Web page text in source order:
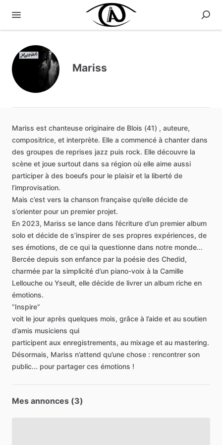
Mariss
Mariss est chanteuse originaire de Blois (41) , auteure,
compositrice, et interprète. Elle a commencé à chanter dans
des groupes de reprises jazz puis rock. Elle découvre la
scène et joue surtout dans sa région où elle aime aussi
participer à des boeufs pour le plaisir et la liberté de
l’improvisation.
Mais c’est vers la chanson française qu’elle décide de
s’orienter pour un premier projet.
En 2023, Mariss se lance dans l’écriture d’un premier album
solo et décide de s’inspirer de ses propres expériences, de
ses émotions, de ce qui la questionne dans notre monde...
Bercée depuis son enfance par la poésie des Chedid,
charmée par la simplicité d’un piano-voix à la Camille
Lellouche ou Yseult, elle décide de livrer un album riche en
émotions.
“Inspire“
voit le jour après quelques mois, grâce à l’aide et au soutien
d’amis musiciens qui
participent aux enregistrements, au mixage et au mastering.
Désormais, Mariss n’attend qu’une chose : rencontrer son
public... pour partager ces émotions !
Mes annonces (3)